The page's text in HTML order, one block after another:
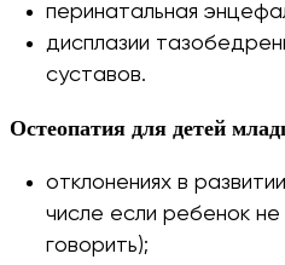
перинатальная
дисплазии
суставов.
Остеопатия для детей
отклонениях в
числе если ребенок не
говорить);